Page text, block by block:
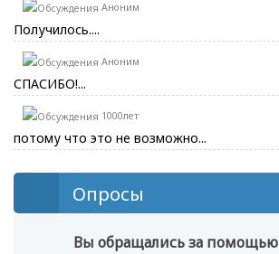
Аноним
Получилось....
Аноним
СПАСИБО!...
1000лет
потому что это не возможно...
Опросы
Вы обращались за помощью